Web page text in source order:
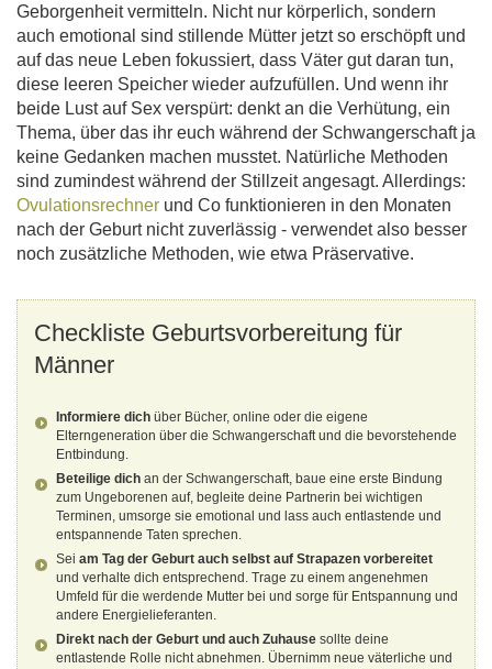
Geborgenheit vermitteln. Nicht nur körperlich, sondern
auch emotional sind stillende Mütter jetzt so erschöpft und
auf das neue Leben fokussiert, dass Väter gut daran tun,
diese leeren Speicher wieder aufzufüllen. Und wenn ihr
beide Lust auf Sex verspürt: denkt an die Verhütung, ein
Thema, über das ihr euch während der Schwangerschaft ja
keine Gedanken machen musstet. Natürliche Methoden
sind zumindest während der Stillzeit angesagt. Allerdings:
Ovulationsrechner und Co funktionieren in den Monaten
nach der Geburt nicht zuverlässig - verwendet also besser
noch zusätzliche Methoden, wie etwa Präservative.
Checkliste Geburtsvorbereitung für
Männer
Informiere dich über Bücher, online oder die eigene
Elterngeneration über die Schwangerschaft und die bevorstehende
Entbindung.
Beteilige dich an der Schwangerschaft, baue eine erste Bindung
zum Ungeborenen auf, begleite deine Partnerin bei wichtigen
Terminen, umsorge sie emotional und lass auch entlastende und
entspannende Taten sprechen.
Sei am Tag der Geburt auch selbst auf Strapazen vorbereitet
und verhalte dich entsprechend. Trage zu einem angenehmen
Umfeld für die werdende Mutter bei und sorge für Entspannung und
andere Energielieferanten.
Direkt nach der Geburt und auch Zuhause sollte deine
entlastende Rolle nicht abnehmen. Übernimm neue väterliche und